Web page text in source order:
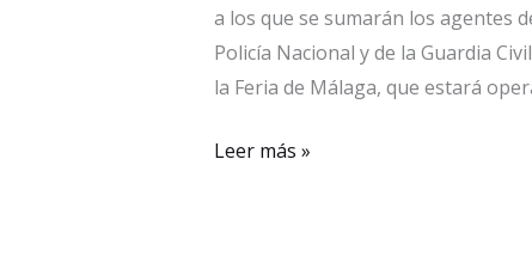
a los que se sumarán los agentes
Policía Nacional y de la Guardia
la Feria de Málaga, que estará
Un
Leer más »